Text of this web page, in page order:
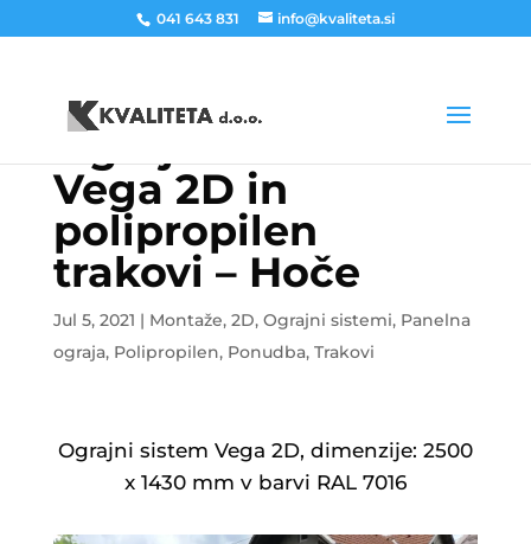
041 643 831 info@kvaliteta.si
Ograjni sistem
Vega 2D in
polipropilen
trakovi – Hoče
Jul 5, 2021 | Montaže, 2D, Ograjni sistemi, Panelna
ograja, Polipropilen, Ponudba, Trakovi
Ograjni sistem Vega 2D, dimenzije: 2500
x 1430 mm v barvi RAL 7016